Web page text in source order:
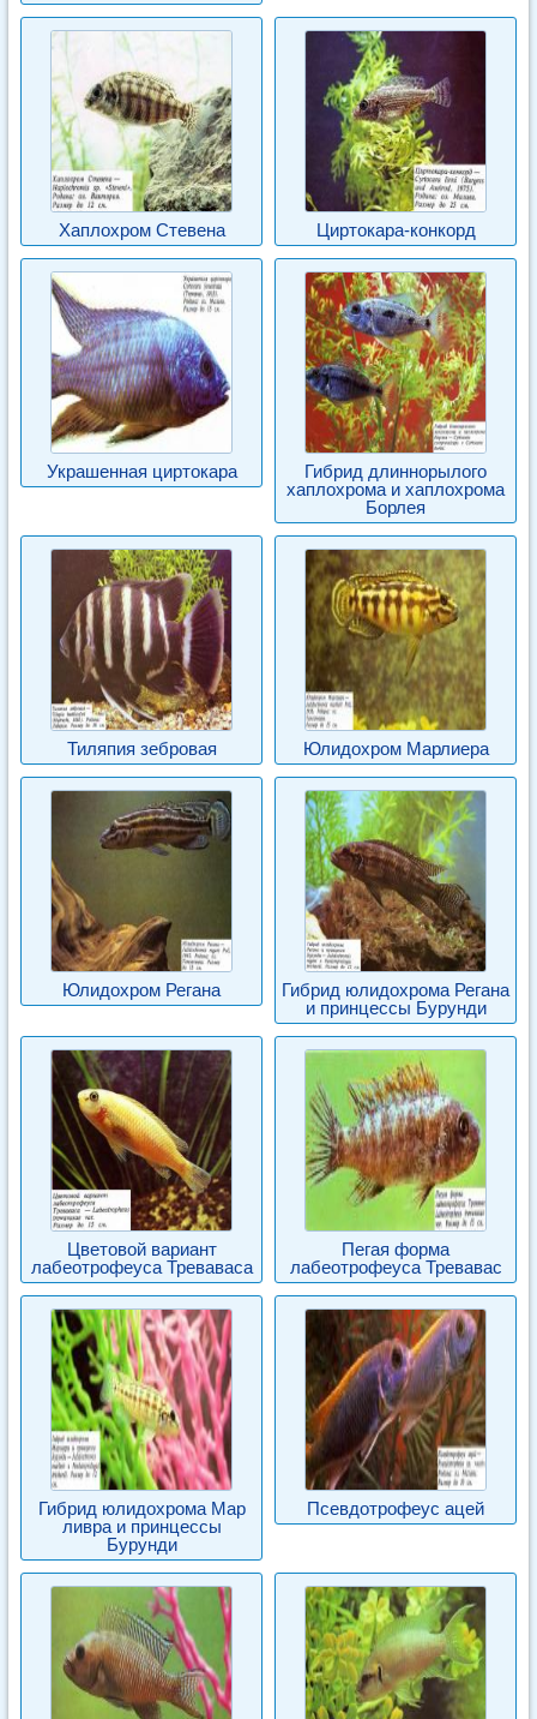
Хаплохром Стевена Циртокара-конкорд
Украшенная циртокара
Гибрид длиннорылого
хаплохрома и хаплохрома
Борлея
Тиляпия зебровая Юлидохром Марлиера
Юлидохром Регана
Гибрид юлидохрома Регана
и принцессы Бурунди
Цветовой вариант
лабеотрофеуса Треваваса
Пегая форма
лабеотрофеуса Тревавас
Гибрид юлидохрома Мар
ливра и принцессы
Бурунди
Псевдотрофеус ацей